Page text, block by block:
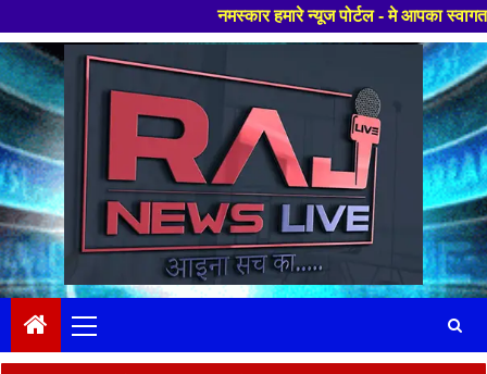
नमस्कार हमारे न्यूज पोर्टल - मे आपका स्वागत हैं ,यहाँ
Skip
to
content
Menu